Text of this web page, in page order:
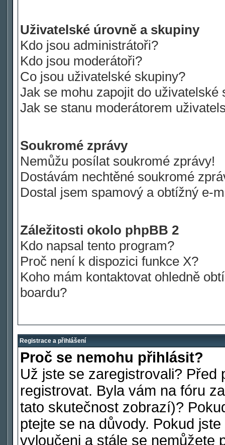
Uživatelské úrovně a skupiny
Kdo jsou administrátoři?
Kdo jsou moderátoři?
Co jsou uživatelské skupiny?
Jak se mohu zapojit do uživatelské
Jak se stanu moderátorem
Soukromé zprávy
Nemůžu posílat soukromé zprávy!
Dostávám nechtěné soukromé
Dostal jsem spamový a obtížný e-
Záležitosti okolo phpBB 2
Kdo napsal tento program?
Proč není k dispozici funkce X?
Koho mám kontaktovat ohledně
boardu?
Registrace a přihlášení
Proč se nemohu přihlásit?
Už jste se zaregistrovali?
registrovat. Byla vám na fóru
tato skutečnost zobrazí)?
ptejte se na důvody. Pokud
vyloučeni a stále se nemůžete